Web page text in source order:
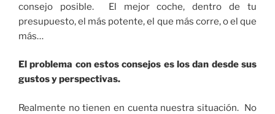
consejo posible. El mejor coche, dentro de tu
presupuesto, el más potente, el que más corre, o el que
más…
El problema con estos consejos es los dan desde sus
gustos y perspectivas.
Realmente no tienen en cuenta nuestra situación. No